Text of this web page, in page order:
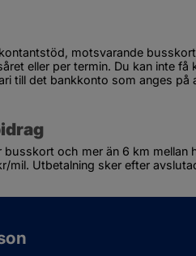
motsvarande
eller per termin. Du kan inte
till det bankkonto som anges på
busskort och mer än 6 km
mil. Utbetalning sker efter